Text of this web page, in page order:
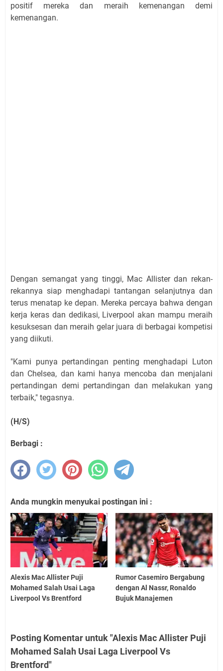
positif mereka dan meraih kemenangan demi
kemenangan.
Dengan semangat yang tinggi, Mac Allister dan rekan-
rekannya siap menghadapi tantangan selanjutnya dan
terus menatap ke depan. Mereka percaya bahwa dengan
kerja keras dan dedikasi, Liverpool akan mampu meraih
kesuksesan dan meraih gelar juara di berbagai kompetisi
yang diikuti.
"Kami punya pertandingan penting menghadapi Luton
dan Chelsea, dan kami hanya mencoba dan menjalani
pertandingan demi pertandingan dan melakukan yang
terbaik," tegasnya.
(H/S)
Berbagi :
Anda mungkin menyukai postingan ini :
Alexis Mac Allister Puji
Mohamed Salah Usai Laga
Liverpool Vs Brentford
Rumor Casemiro Bergabung
dengan Al Nassr, Ronaldo
Bujuk Manajemen
Posting Komentar untuk "Alexis Mac Allister Puji
Mohamed Salah Usai Laga Liverpool Vs
Brentford"